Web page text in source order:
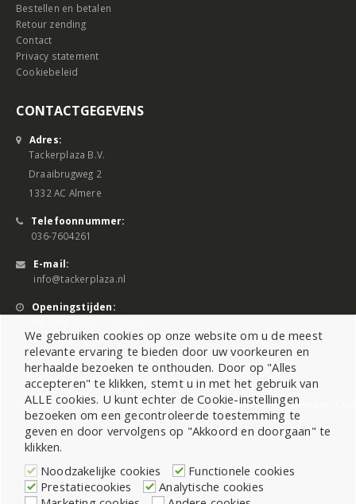
Bestellen en betalen
Retour zending
Contact
Privacy statement
Cookiebeleid
CONTACTGEGEVENS
Adres:
Tackerplaza B.V.
Draaibrugweg 2
1332 AC Almere
Telefoonnummer:
036-7604261
E-mail:
info@tackerplaza.nl
Openingstijden:
©2026 All Rights Reserved |Sitemap|Cookiebeleid|Privacy Statement
We gebruiken cookies op onze website om u de meest
relevante ervaring te bieden door uw voorkeuren en
herhaalde bezoeken te onthouden. Door op "Alles
accepteren" te klikken, stemt u in met het gebruik van
ALLE cookies. U kunt echter de Cookie-instellingen
bezoeken om een gecontroleerde toestemming te
geven en door vervolgens op "Akkoord en doorgaan" te
klikken.
Noodzakelijke cookies
Functionele cookies
Prestatiecookies
Analytische cookies